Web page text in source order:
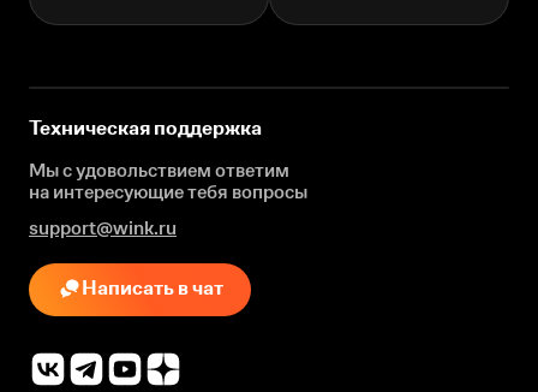
Техническая поддержка
Мы с удовольствием ответим
на интересующиетебя вопросы
support@wink.ru
Написать в чат